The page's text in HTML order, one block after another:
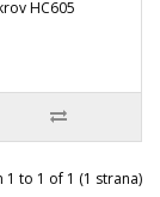
HC605
1 to 1 of 1 (1 strana)